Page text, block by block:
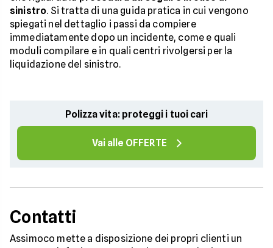
sinistro. Si tratta di una guida pratica in cui vengono
spiegati nel dettaglio i passi da compiere
immediatamente dopo un incidente, come e quali
moduli compilare e in quali centri rivolgersi per la
liquidazione del sinistro.
Polizza vita: proteggi i tuoi cari
Vai alle OFFERTE
Contatti
Assimoco mette a disposizione dei propri clienti un